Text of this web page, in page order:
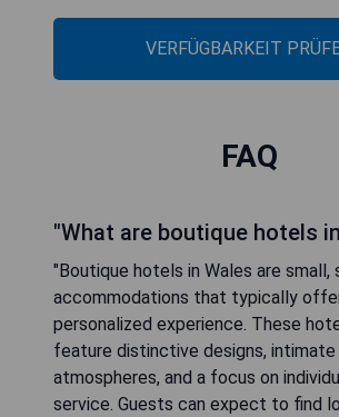
VERFÜGBARKEIT
FAQ
"What are boutique hotels
"Boutique hotels in Wales are small,
accommodations that typically
personalized experience. These
feature distinctive designs, intimate
atmospheres, and a focus on
service. Guests can expect to find